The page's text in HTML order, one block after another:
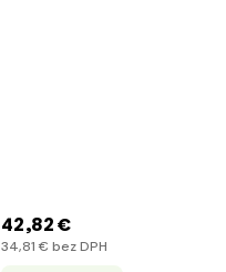
42,82 €
34,81 € bez DPH